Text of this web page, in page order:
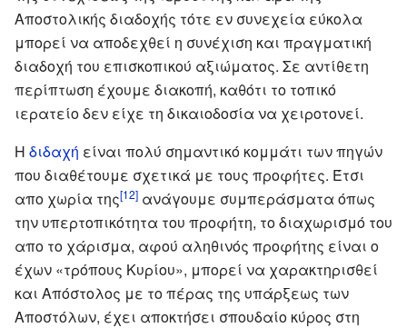
Αποστολικής διαδοχής τότε εν συνεχεία εύκολα
μπορεί να αποδεχθεί η συνέχιση και πραγματική
διαδοχή του επισκοπικού αξιώματος. Σε αντίθετη
περίπτωση έχουμε διακοπή, καθότι το τοπικό
ιερατείο δεν είχε τη δικαιοδοσία να χειροτονεί.
Η διδαχή είναι πολύ σημαντικό κομμάτι των πηγών
που διαθέτουμε σχετικά με τους προφήτες. Έτσι
απο χωρία της[12] ανάγουμε συμπεράσματα όπως
την υπερτοπικότητα του προφήτη, το διαχωρισμό του
απο το χάρισμα, αφού αληθινός προφήτης είναι ο
έχων «τρόπους Κυρίου», μπορεί να χαρακτηρισθεί
και Απόστολος με το πέρας της υπάρξεως των
Αποστόλων, έχει αποκτήσει σπουδαίο κύρος στη